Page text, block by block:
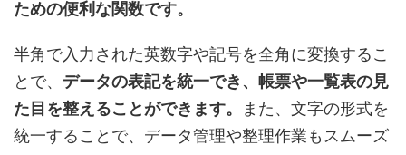
ための便利な関数です。
半角で入力された英数字や記号を全角に変換するこ
とで、 データの表記を統一でき、帳票や一覧表の見
た目を整えることができます。
また、文字の形式を
統一することで、データ管理や整理作業もスムーズ